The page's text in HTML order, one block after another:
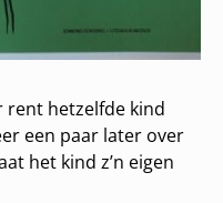
rent hetzelfde kind
een paar later over
het kind z’n eigen